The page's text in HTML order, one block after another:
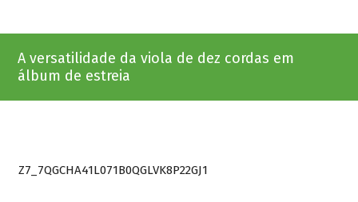
A versatilidade da viola de dez cordas em
álbum de estreia
Z7_7QGCHA41L071B0QGLVK8P22GJ1